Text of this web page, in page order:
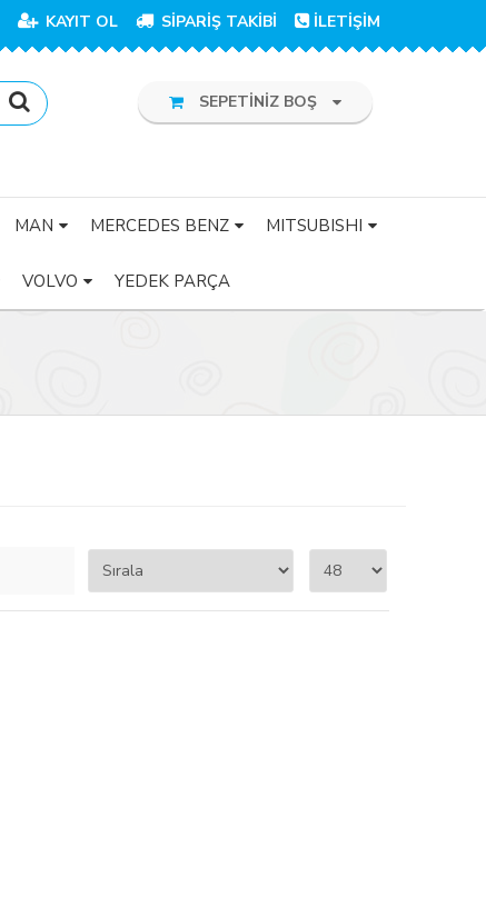
KAYIT OL SİPARİŞ TAKİBİ İLETİŞİM
SEPETİNİZ BOŞ
MAN MERCEDES BENZ MITSUBISHI
VOLVO YEDEK PARÇA